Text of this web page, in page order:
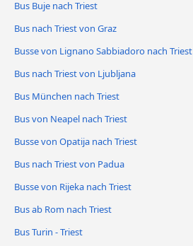
Bus Buje nach Triest
Bus nach Triest von Graz
Busse von Lignano Sabbiadoro nach Triest
Bus nach Triest von Ljubljana
Bus München nach Triest
Bus von Neapel nach Triest
Busse von Opatija nach Triest
Bus nach Triest von Padua
Busse von Rijeka nach Triest
Bus ab Rom nach Triest
Bus Turin - Triest